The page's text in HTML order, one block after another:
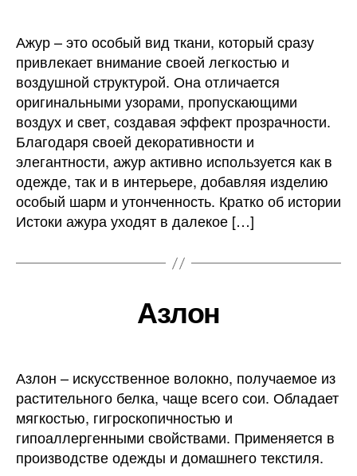
Ажур – это особый вид ткани, который сразу
привлекает внимание своей легкостью и
воздушной структурой. Она отличается
оригинальными узорами, пропускающими
воздух и свет, создавая эффект прозрачности.
Благодаря своей декоративности и
элегантности, ажур активно используется как в
одежде, так и в интерьере, добавляя изделию
особый шарм и утонченность. Кратко об истории
Истоки ажура уходят в далекое […]
Азлон
Азлон – искусственное волокно, получаемое из
растительного белка, чаще всего сои. Обладает
мягкостью, гигроскопичностью и
гипоаллергенными свойствами. Применяется в
производстве одежды и домашнего текстиля.